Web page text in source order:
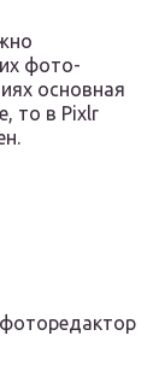
фото-
основная
то в Pixlr